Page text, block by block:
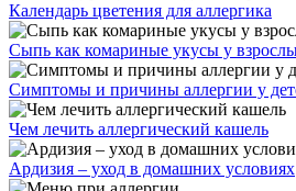
Календарь цветения для аллергика
Сыпь как комариные укусы у
Симптомы и причины аллергии у
Чем лечить аллергический кашель
Ардизия – уход в домашних условиях